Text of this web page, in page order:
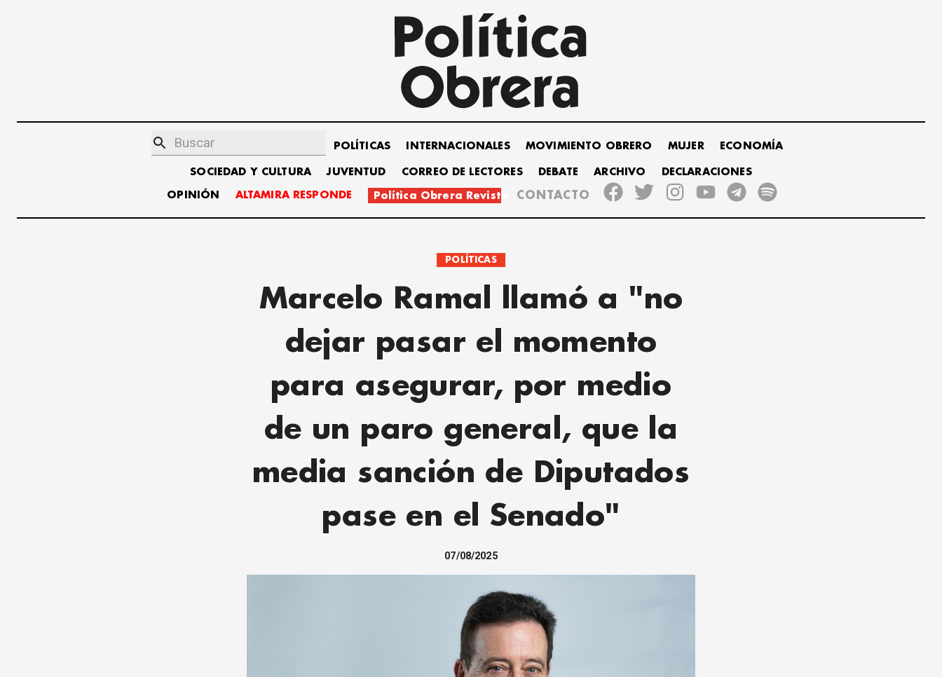
POLÍTICAS INTERNACIONALES MOVIMIENTO OBRERO MUJER ECONOMÍA
SOCIEDAD Y CULTURA JUVENTUD CORREO DE LECTORES DEBATE ARCHIVO DECLARACIONES
OPINIÓN ALTAMIRA RESPONDE Política Obrera Revista CONTACTO
POLÍTICAS
Marcelo Ramal llamó a "no
dejar pasar el momento
para asegurar, por medio
de un paro general, que la
media sanción de Diputados
pase en el Senado"
07/08/2025